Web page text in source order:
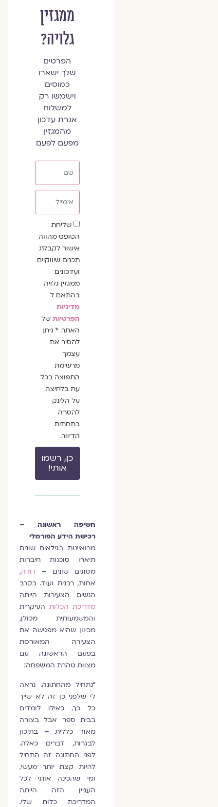
ממגזין
גלויה?
הפרטים
שלך ישארו
כמוסים
וישמשו רק
למשלוח
אגרת עדכון
מהמגזין
מפעם לפעם
שדה
הסכמה
שליחת
הטופס מהווה
אישור לקבלת
תכנים שיווקיים
ועדכונים
ממגזין גלויה
בהתאם ל
מדיניות
הפרטיותשל
האתר. * ניתן
להסיר את
עצמך
מרשימת
התפוצה בכל
עת בלחיצה
על הלינק
להסרה
בתחתית
הדיוור.
כן, רשמו
אותי!
חשיפה ראשונה –
רכישת הידע הפורמלי
מרואיינות בגילאים שונים
תיארו סוכנות חיברות
מסוגים שונים –
דודה,
אחות, רבנית ועוד. בקרב
הנשים הצעירות הייתה
מדריכת הכלותהעיקרית
והמשמעותית מכולן,
מכיוון שהיא מפגישה את
הצעירה המאורסת
בפעם הראשונה עם
מצוות טהרת המשפחה:
“נתחיל מהחתונה. נראה
לי שלפני כן זה לא שייך
כל כך, כאילו לומדים
בבית ספר אבל בצורה
מאוד כללית – בתיכון
לבגרות, דברים כאלה.
לפני החתונה זה התחיל
להיות קצת יותר מעשי,
ומי שהכינה אותי לכל
העניין הזה הייתה
המדריכת כלות שלי.